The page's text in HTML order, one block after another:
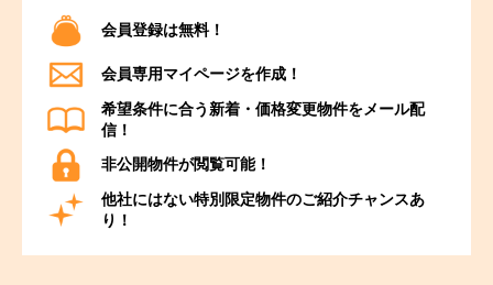
会員登録は無料！
会員専用マイページを作成！
希望条件に合う新着・価格変更物件をメール配
信！
非公開物件が閲覧可能！
他社にはない特別限定物件のご紹介チャンスあ
り！